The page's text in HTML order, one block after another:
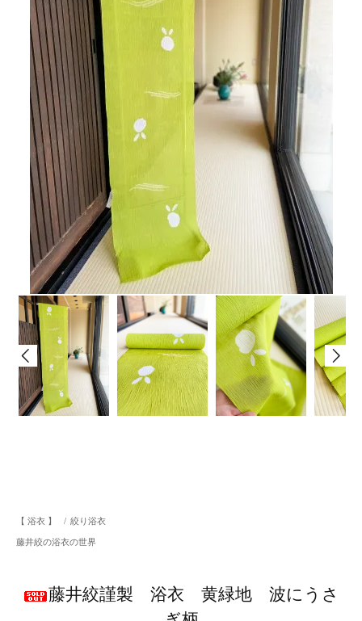
【 浴衣 】 / 絞り浴衣
藤井絞の浴衣の世界
藤井絞謹製 浴衣 黄緑地 波にうさ